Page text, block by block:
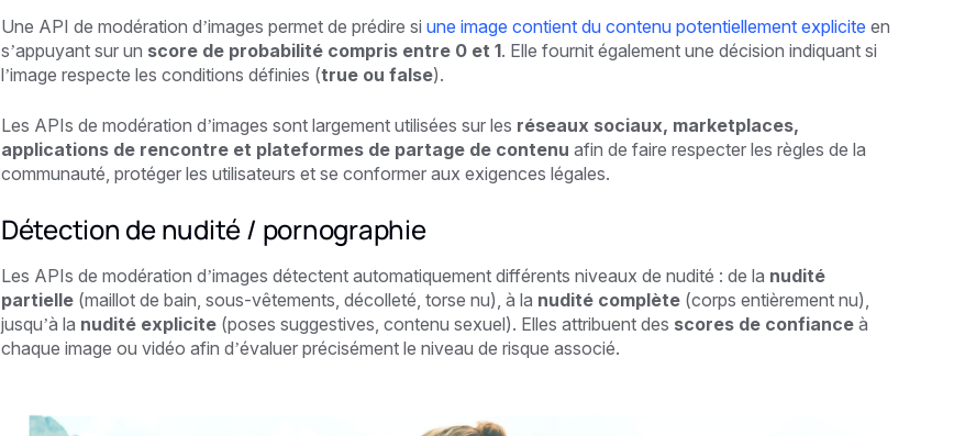
Une API de modération d’images permet de prédire si une image contient du contenu potentiellement explicite en
s’appuyant sur un score de probabilité compris entre 0 et 1. Elle fournit également une décision indiquant si
l’image respecte les conditions définies (true ou false).
Les APIs de modération d’images sont largement utilisées sur les réseaux sociaux, marketplaces,
applications de rencontre et plateformes de partage de contenu afin de faire respecter les règles de la
communauté, protéger les utilisateurs et se conformer aux exigences légales.
Détection de nudité / pornographie
Les APIs de modération d’images détectent automatiquement différents niveaux de nudité : de la nudité
partielle(maillot de bain, sous-vêtements, décolleté, torse nu), à la nudité complète(corps entièrement nu),
jusqu’à la nudité explicite(poses suggestives, contenu sexuel). Elles attribuent des scores de confianceà
chaque image ou vidéo afin d’évaluer précisément le niveau de risque associé.